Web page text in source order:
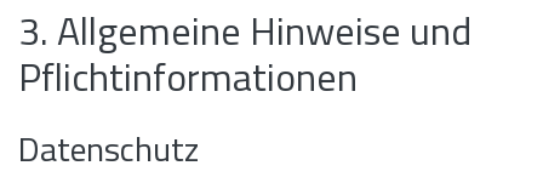
3. Allgemeine Hinweise und
Pflicht­informationen
Datenschutz